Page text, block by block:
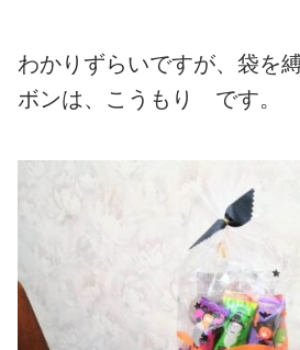
わかりずらいですが、袋を
ボンは、こうもり です。